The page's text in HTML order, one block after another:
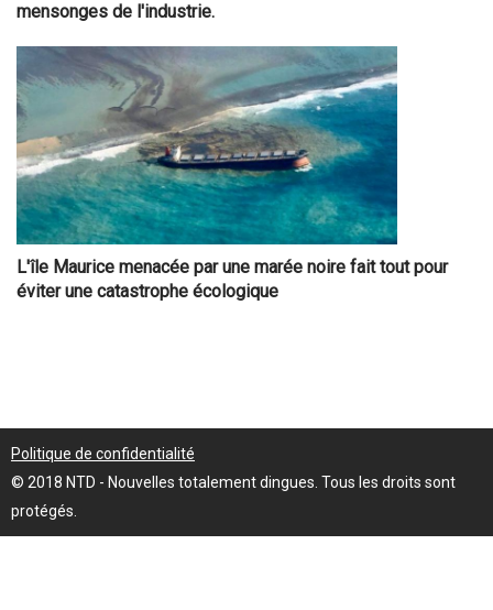
mensonges de l'industrie.
L'île Maurice menacée par une marée noire fait tout pour
éviter une catastrophe écologique
Politique de confidentialité
© 2018 NTD - Nouvelles totalement dingues. Tous les droits sont
protégés.